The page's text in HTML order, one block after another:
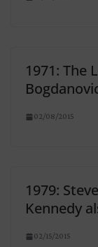
1971: The
02/08/2015
1979:
Kennedy
02/15/2015